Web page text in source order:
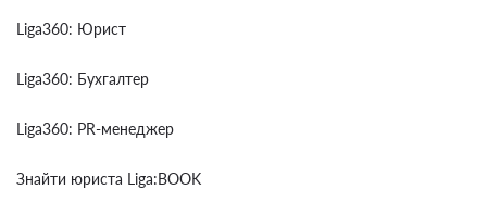
Liga360: Юрист
Liga360: Бухгалтер
Liga360: PR-менеджер
Знайти юриста Liga:BOOK